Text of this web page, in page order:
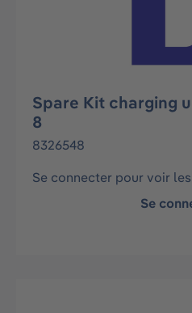
Spare Kit charging
8
8326548
Se connecter pour voir
Se